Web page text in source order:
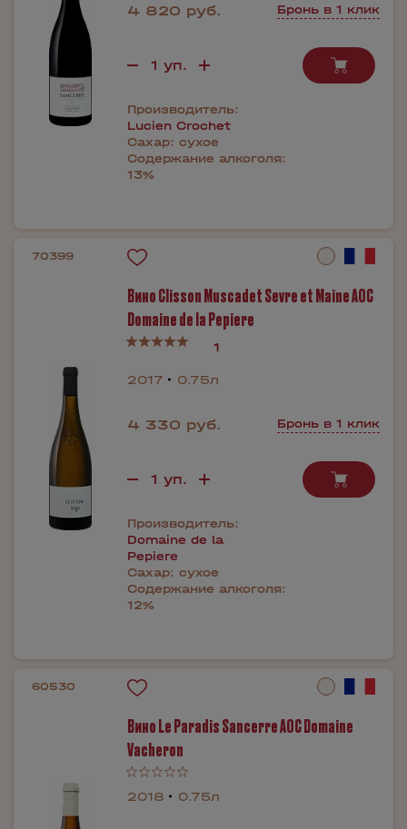
4 820 руб. Бронь в 1 клик
Производитель:
Lucien Crochet
Сахар: сухое
Содержание алкоголя:
13%
70399
Вино Clisson Muscadet Sevre et Maine AOC
Domaine de la Pepiere
1
2017 0.75л
4 330 руб. Бронь в 1 клик
Производитель:
Domaine de la
Pepiere
Сахар: сухое
Содержание алкоголя:
12%
60530
Вино Le Paradis Sancerre AOC Domaine
Vacheron
2018 0.75л